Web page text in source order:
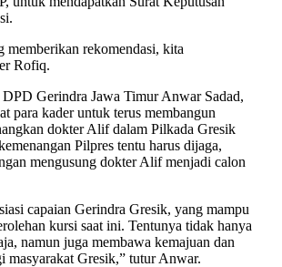
memberikan rekomendasi, kita
Rofiq.
DPD Gerindra Jawa Timur Anwar Sadad,
para kader untuk terus membangun
dokter Alif dalam Pilkada Gresik
Pilpres tentu harus dijaga,
mengusung dokter Alif menjadi calon
capaian Gerindra Gresik, yang mampu
kursi saat ini. Tentunya tidak hanya
namun juga membawa kemajuan dan
masyarakat Gresik,” tutur Anwar.